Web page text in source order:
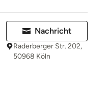
Nachricht
Raderberger Str. 202,
50968 Köln